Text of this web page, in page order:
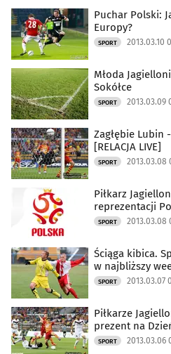
Puchar Polski:
Europy?
SPORT 2013.03.10
Młoda
Sokółce
SPORT 2013.03.09
Zagłębie Lubin
[RELACJA LIVE]
SPORT 2013.03.08
Piłkarz
reprezentacji
SPORT 2013.03.08
Ściąga kibica.
w najbliższy
SPORT 2013.03.07
Piłkarze
prezent na
SPORT 2013.03.06